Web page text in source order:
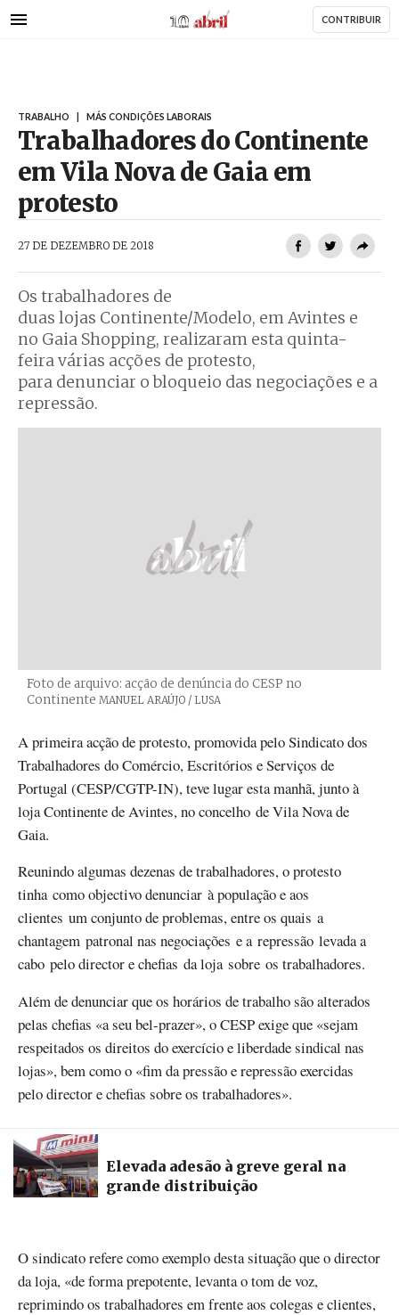
para
AbrilAbril CONTRIBUIR
TRABALHO MÁS CONDIÇÕES LABORAIS
Trabalhadores do Continente
em Vila Nova de Gaia em
protesto
27 DE DEZEMBRO DE 2018
Os trabalhadores de
duas lojas Continente/Modelo, em Avintes e
no Gaia Shopping, realizaram esta quinta-
feira várias acções de protesto,
para denunciar o bloqueio das negociações e a
repressão.
Foto de arquivo: acção de denúncia do CESP no
Continente Créditos
MANUEL ARAÚJO / LUSA
A primeira acção de protesto, promovida pelo Sindicato dos
Trabalhadores do Comércio, Escritórios e Serviços de
Portugal (CESP/CGTP-IN), teve lugar esta manhã, junto à
loja Continente de Avintes, no concelho de Vila Nova de
Gaia.
Reunindo algumas dezenas de trabalhadores, o protesto
tinha como objectivo denunciar à população e aos
clientes um conjunto de problemas, entre os quais a
chantagem patronal nas negociações e a repressão levada a
cabo pelo director e chefias da loja sobre os trabalhadores.
Além de denunciar que os horários de trabalho são alterados
pelas chefias «a seu bel-prazer», o CESP exige que «sejam
respeitados os direitos do exercício e liberdade sindical nas
lojas», bem como o «fim da pressão e repressão exercidas
pelo director e chefias sobre os trabalhadores».
Elevada adesão à greve geral na
grande distribuição
O sindicato refere como exemplo desta situação que o director
da loja, «de forma prepotente, levanta o tom de voz,
reprimindo os trabalhadores em frente aos colegas e clientes,